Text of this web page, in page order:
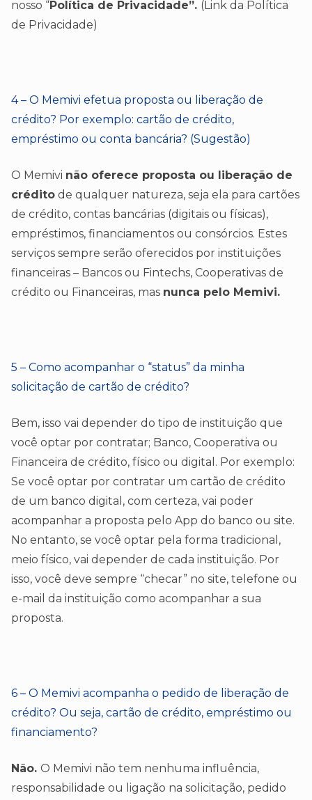
nosso “Política de Privacidade”. (Link da Política
de Privacidade)
4 – O Memivi efetua proposta ou liberação de
crédito? Por exemplo: cartão de crédito,
empréstimo ou conta bancária? (Sugestão)
O Memivi não oferece proposta ou liberação de
crédito de qualquer natureza, seja ela para cartões
de crédito, contas bancárias (digitais ou físicas),
empréstimos, financiamentos ou consórcios. Estes
serviços sempre serão oferecidos por instituições
financeiras – Bancos ou Fintechs, Cooperativas de
crédito ou Financeiras, mas nunca pelo Memivi.
5 – Como acompanhar o “status” da minha
solicitação de cartão de crédito?
Bem, isso vai depender do tipo de instituição que
você optar por contratar; Banco, Cooperativa ou
Financeira de crédito, físico ou digital. Por exemplo:
Se você optar por contratar um cartão de crédito
de um banco digital, com certeza, vai poder
acompanhar a proposta pelo App do banco ou site.
No entanto, se você optar pela forma tradicional,
meio físico, vai depender de cada instituição. Por
isso, você deve sempre “checar” no site, telefone ou
e-mail da instituição como acompanhar a sua
proposta.
6 – O Memivi acompanha o pedido de liberação de
crédito? Ou seja, cartão de crédito, empréstimo ou
financiamento?
Não. O Memivi não tem nenhuma influência,
responsabilidade ou ligação na solicitação, pedido